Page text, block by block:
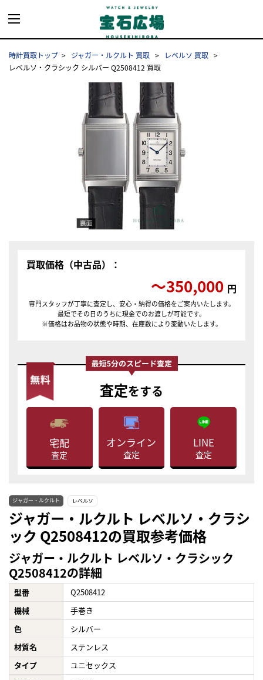
時計買取トップ ジャガー・ルクルト 買取
レベルソ 買取
レベルソ・クラシック シルバー Q2508412 買取
買取価格（中古品）：
〜350,000 円
専門スタッフが丁寧に査定し、安心・納得の価格をご案内いたします。
最短でその日のうちに現金でのお渡しが可能です。
※価格はお品物の状態や時期、在庫数により変動いたします。
査定をする
宅配
査定
オンライン
査定
LINE
査定
ジャガー・ルクルト レベルソ
ジャガー・ルクルト レベルソ・クラシ
ック Q2508412の買取参考価格
ジャガー・ルクルト レベルソ・クラシック
Q2508412の詳細
型番
Q2508412
機械
手巻き
色
シルバー
材質名
ステンレス
タイプ
ユニセックス